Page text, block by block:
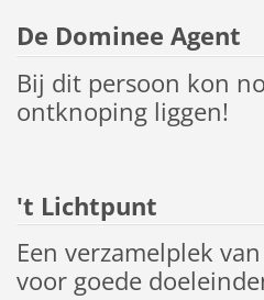
De Dominee Agent
Bij dit persoon kon
ontknoping liggen!
't Lichtpunt
Een verzamelplek
voor goede